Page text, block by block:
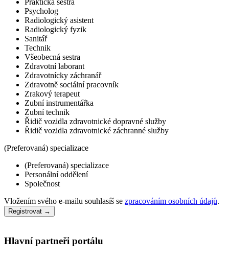
Praktická sestra
Psycholog
Radiologický asistent
Radiologický fyzik
Sanitář
Technik
Všeobecná sestra
Zdravotní laborant
Zdravotnícky záchranář
Zdravotně sociální pracovník
Zrakový terapeut
Zubní instrumentářka
Zubní technik
Řidič vozidla zdravotnické dopravné služby
Řidič vozidla zdravotnické záchranné služby
(Preferovaná) specializace
(Preferovaná) specializace
Personální oddělení
Společnost
Vložením svého e-mailu souhlasíš se zpracováním osobních údajů.
Registrovat →
Hlavní partneři portálu